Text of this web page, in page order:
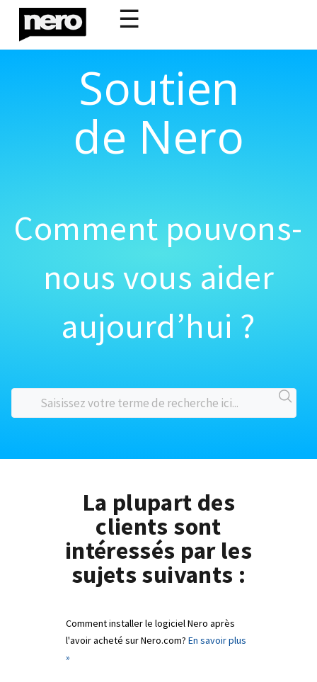
☰
Soutien
de Nero
Comment pouvons-
nous vous aider
aujourd’hui ?
La plupart des
clients sont
intéressés par les
sujets suivants :
Comment installer le logiciel Nero après
l'avoir acheté sur Nero.com? En savoir plus
»